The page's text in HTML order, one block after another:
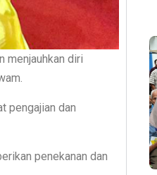
menjauhkan diri
pengajian dan
penekanan dan